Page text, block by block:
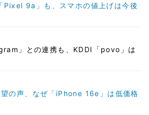
9a」も、スマホの値上げは今後
」との連携も、KDDI「povo」は
の声、なぜ「iPhone 16e」は低価格